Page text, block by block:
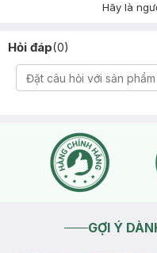
Hãy là
Hỏi đáp(0)
GỢI Ý